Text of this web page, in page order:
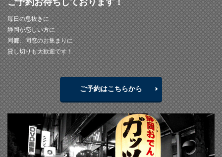
毎日の息抜きに
静岡が恋しい方に
同郷、同窓のお集まりに
貸し切りも大歓迎です！
ご予約はこちらから